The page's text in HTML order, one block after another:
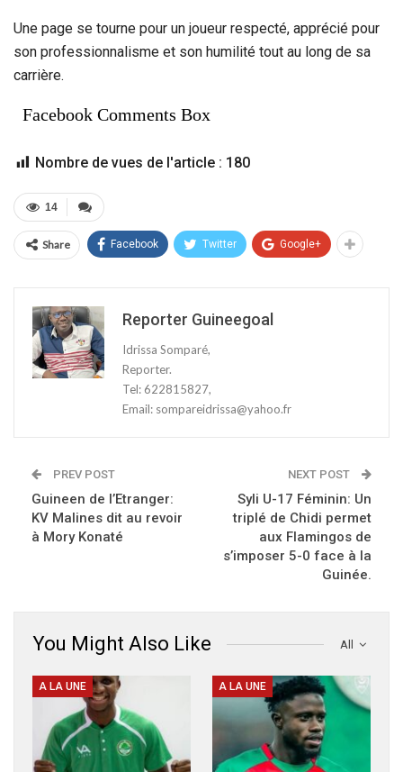
Une page se tourne pour un joueur respecté, apprécié pour
son professionnalisme et son humilité tout au long de sa
carrière.
Facebook Comments Box
Nombre de vues de l'article : 180
14
Share Facebook Twitter Google+
Reporter Guineegoal
Idrissa Somparé,
Reporter.
Tel: 622815827,
Email: sompareidrissa@yahoo.fr
PREV POST
Guineen de l’Etranger:
KV Malines dit au revoir
à Mory Konaté
NEXT POST
Syli U-17 Féminin: Un
triplé de Chidi permet
aux Flamingos de
s’imposer 5-0 face à la
Guinée.
All
You Might Also Like
A LA UNE A LA UNE